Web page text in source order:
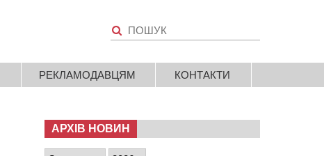
РЕКЛАМОДАВЦЯМ КОНТАКТИ
АРХІВ НОВИН